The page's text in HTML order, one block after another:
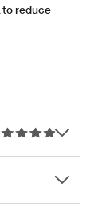
to reduce